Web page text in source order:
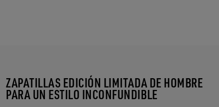
ZAPATILLAS EDICIÓN LIMITADA DE HOMBRE
PARA UN ESTILO INCONFUNDIBLE